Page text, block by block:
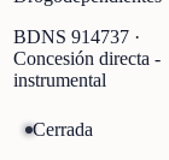
BDNS 914737 ·
Concesión directa -
instrumental
Cerrada